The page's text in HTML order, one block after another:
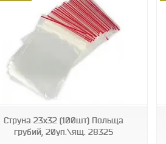
Струна 23х32 (100шт) Польща
грубий, 20уп.\ящ. 28325
16627